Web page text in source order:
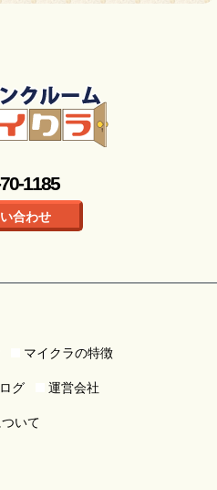
1185
合わせ
マイクラの特徴
グ 運営会社
いて